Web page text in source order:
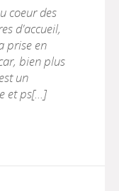
coeur des
d'accueil,
prise en
bien plus
un
et ps[...]